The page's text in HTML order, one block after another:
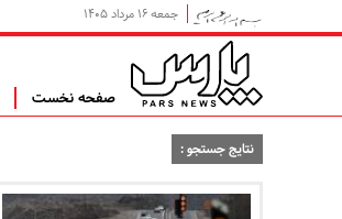
جمعه ۱۶ مرداد ۱۴۰۵
صفحه نخست
نتایج جستجو :